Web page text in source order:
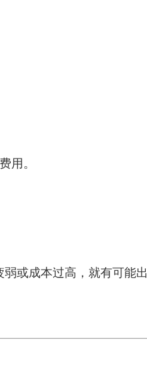
用。
或成本过高，就有可能出